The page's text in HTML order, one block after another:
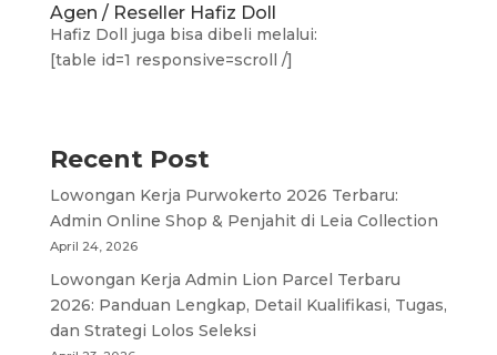
Agen / Reseller Hafiz Doll
Hafiz Doll juga bisa dibeli melalui:
[table id=1 responsive=scroll /]
Recent Post
Lowongan Kerja Purwokerto 2026 Terbaru:
Admin Online Shop & Penjahit di Leia Collection
April 24, 2026
Lowongan Kerja Admin Lion Parcel Terbaru
2026: Panduan Lengkap, Detail Kualifikasi, Tugas,
dan Strategi Lolos Seleksi